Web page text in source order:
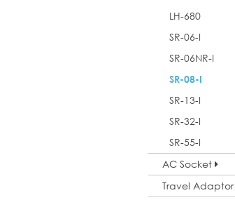
LH-680
SR-06-I
SR-06NR-I
SR-08-I
SR-13-I
SR-32-I
SR-55-I
AC Socket
Travel Adaptor